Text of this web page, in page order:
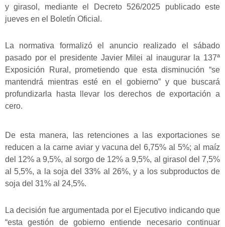
y girasol, mediante el Decreto 526/2025 publicado este
jueves en el Boletín Oficial.
La normativa formalizó el anuncio realizado el sábado
pasado por el presidente Javier Milei al inaugurar la 137ª
Exposición Rural, prometiendo que esta disminución “se
mantendrá mientras esté en el gobierno” y que buscará
profundizarla hasta llevar los derechos de exportación a
cero.
De esta manera, las retenciones a las exportaciones se
reducen a la carne aviar y vacuna del 6,75% al 5%; al maíz
del 12% a 9,5%, al sorgo de 12% a 9,5%, al girasol del 7,5%
al 5,5%, a la soja del 33% al 26%, y a los subproductos de
soja del 31% al 24,5%.
La decisión fue argumentada por el Ejecutivo indicando que
“esta gestión de gobierno entiende necesario continuar